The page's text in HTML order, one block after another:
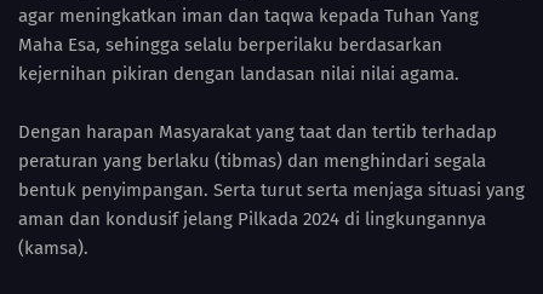
agar meningkatkan iman dan taqwa kepada Tuhan Yang
Maha Esa, sehingga selalu berperilaku berdasarkan
kejernihan pikiran dengan landasan nilai nilai agama.
Dengan harapan Masyarakat yang taat dan tertib terhadap
peraturan yang berlaku (tibmas) dan menghindari segala
bentuk penyimpangan. Serta turut serta menjaga situasi yang
aman dan kondusif jelang Pilkada 2024 di lingkungannya
(kamsa).